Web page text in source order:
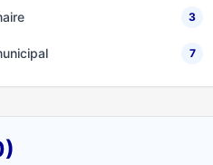
3
7